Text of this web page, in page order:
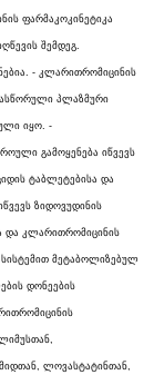
ფარმაკოკინეტიკა
შემდეგ.
- კლარითრომიცინის
პლაზმური
იყო. -
გამოყენება იწვევს
ტაბლეტებისა და
ზიდოვუდინის
და კლარითრომიცინის
მეტაბოლიზებულ
დონეების
ლოვასტატინთან,